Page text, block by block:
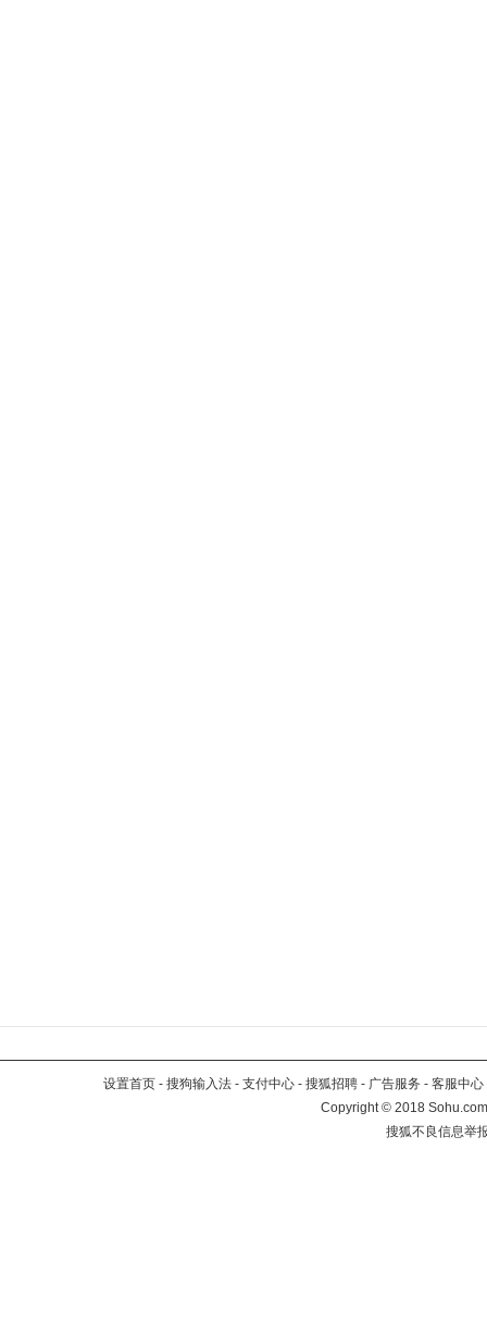
设置首页 - 搜狗输入法 - 支付中心 - 搜狐招聘 - 广告服务 - 客服中心
Copyright©2018
搜狐不良信息举